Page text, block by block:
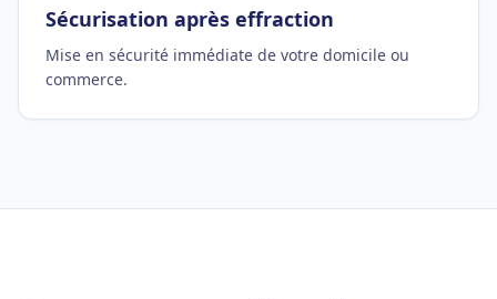
Sécurisation après effraction
Mise en sécurité immédiate de votre domicile ou
commerce.